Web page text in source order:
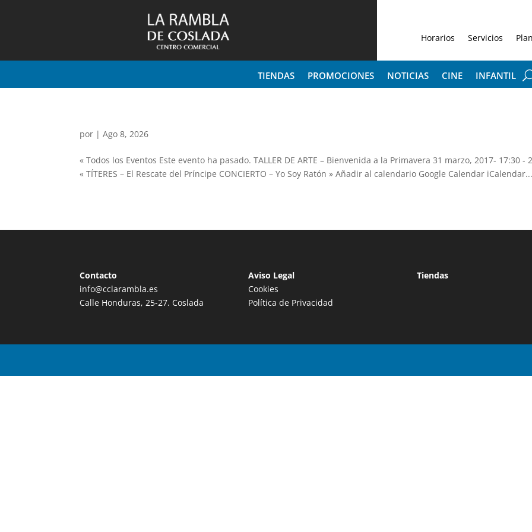
Horarios Servicios
TIENDAS PROMOCIONES NOTICIAS CINE INFANTIL
por |Ago 8, 2026
« Todos los Eventos Este evento ha pasado. TALLER DE ARTE – Bienvenida a la Primavera 31 marzo, 2017- 17:30 -
« TÍTERES – El Rescate del Príncipe CONCIERTO – Yo Soy Ratón » Añadir al calendario Google Calendar iCalendar...
Contacto
info@cclarambla.es
Calle Honduras, 25-27. Coslada
Aviso Legal
Cookies
Política de Privacidad
Tiendas